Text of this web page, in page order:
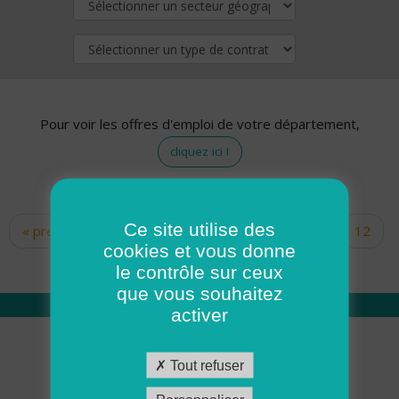
Pour voir les offres d'emploi de votre département,
cliquez ici !
Pages
« premier ‹ précédent … 10
12
14 15 16 17
Qui sommes nous
Académie ADMR
Ce site utilise des
cookies et vous donne
le contrôle sur ceux
que vous souhaitez
activer
Tout refuser